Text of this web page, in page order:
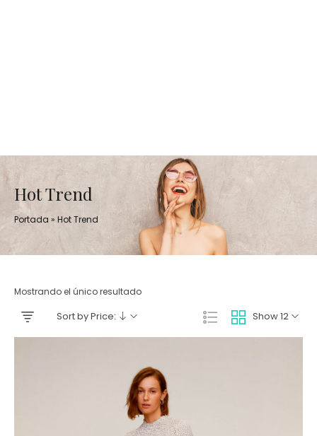
Hot Trend
Portada » Hot Trend
Mostrando el único resultado
Show 12
Sort by Price: